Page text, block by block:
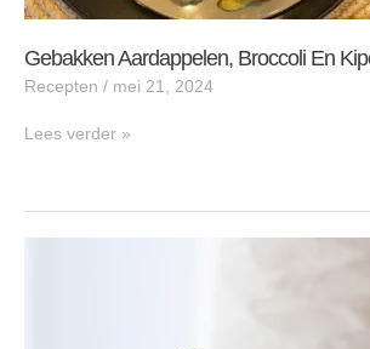
Gebakken Aardappelen, Broccoli En
Recepten / mei 21, 2024
Lees verder »